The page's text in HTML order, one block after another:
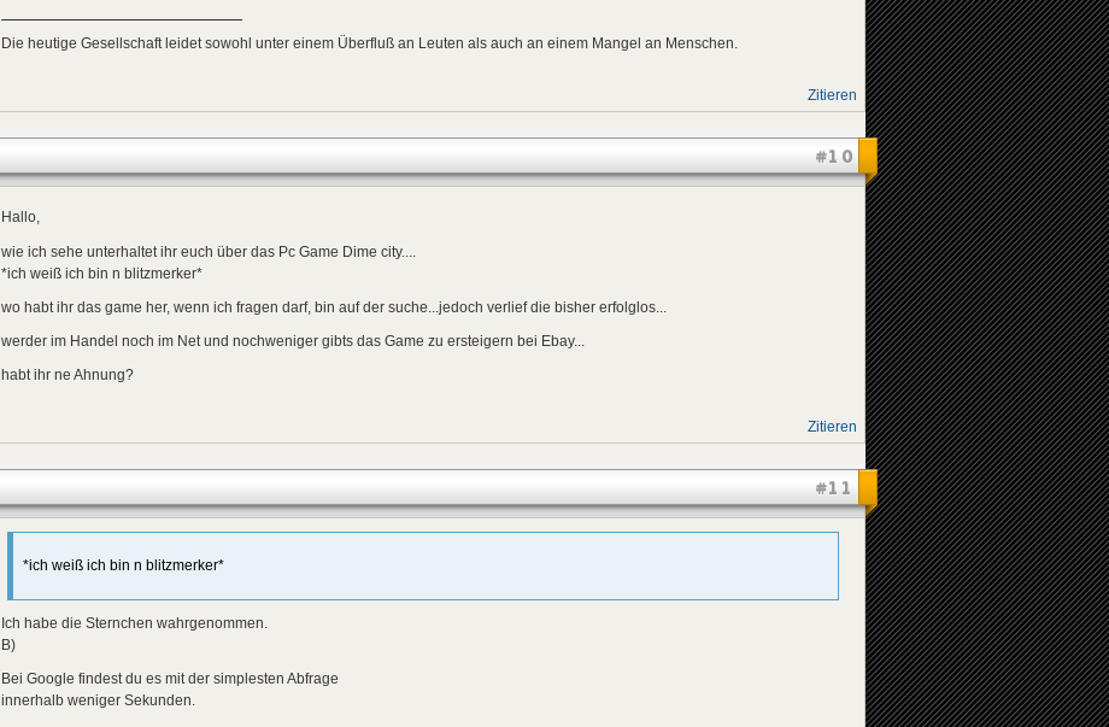
Die heutige Gesellschaft leidet sowohl unter einem Überfluß an Leuten als auch an einem Mangel an Menschen.
Zitieren
#10
Hallo,
wie ich sehe unterhaltet ihr euch über das Pc Game Dime city....
*ich weiß ich bin n blitzmerker*
wo habt ihr das game her, wenn ich fragen darf, bin auf der suche...jedoch verlief die bisher erfolglos...
werder im Handel noch im Net und nochweniger gibts das Game zu ersteigern bei Ebay...
habt ihr ne Ahnung?
Zitieren
#11
*ich weiß ich bin n blitzmerker*
Ich habe die Sternchen wahrgenommen.
B)
Bei Google findest du es mit der simplesten Abfrage
innerhalb weniger Sekunden.